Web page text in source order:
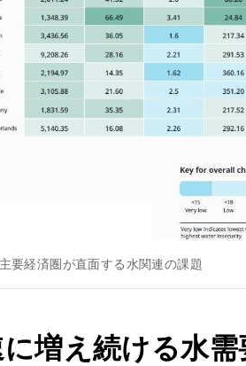
要経済圏が直面する水関連の課題
増え続ける水需